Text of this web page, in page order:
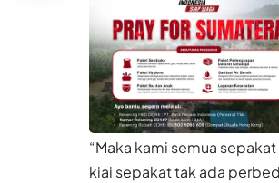
“Maka kami semua
kiai sepakat tak ada